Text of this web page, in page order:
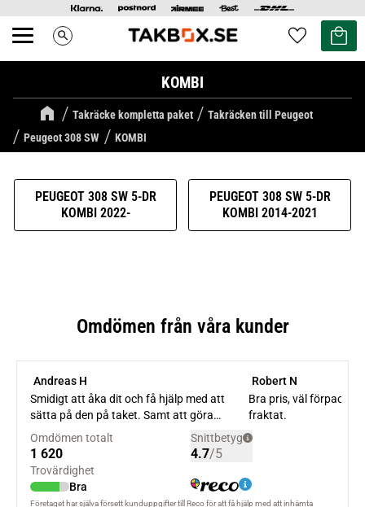
Meny search Favoriter
Kundvagn
KOMBI
Takräcke kompletta paket
Takräcken till Peugeot
Peugeot 308 SW
KOMBI
PEUGEOT 308 SW 5-DR
KOMBI 2022-
PEUGEOT 308 SW 5-DR
KOMBI 2014-2021